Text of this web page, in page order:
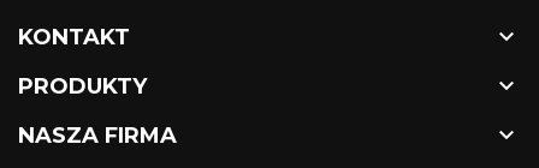
KONTAKT 
PRODUKTY 
NASZA FIRMA 